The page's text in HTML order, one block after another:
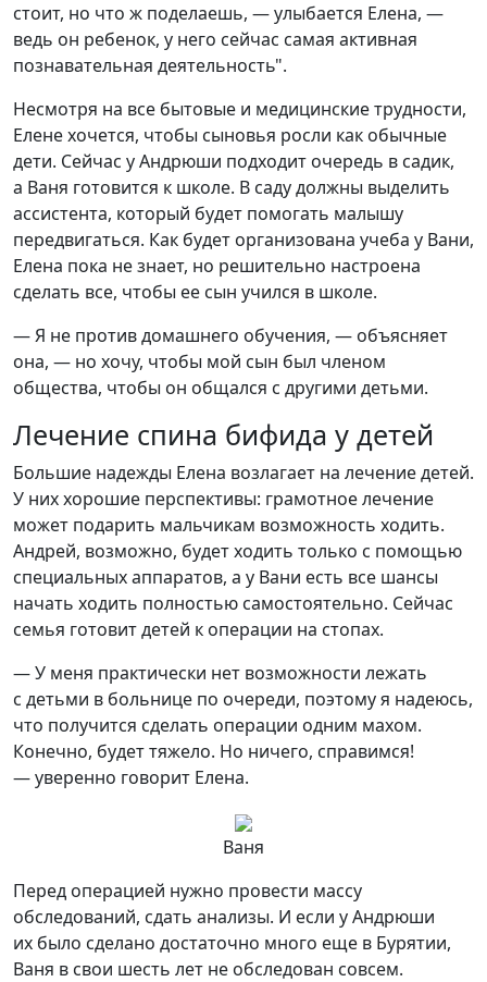
стоит, но что ж поделаешь, — улыбается Елена, —
ведь он ребенок, у него сейчас самая активная
познавательная деятельность".
Несмотря на все бытовые и медицинские трудности,
Елене хочется, чтобы сыновья росли как обычные
дети. Сейчас у Андрюши подходит очередь в садик,
а Ваня готовится к школе. В саду должны выделить
ассистента, который будет помогать малышу
передвигаться. Как будет организована учеба у Вани,
Елена пока не знает, но решительно настроена
сделать все, чтобы ее сын учился в школе.
— Я не против домашнего обучения, — объясняет
она, — но хочу, чтобы мой сын был членом
общества, чтобы он общался с другими детьми.
Лечение спина бифида у детей
Большие надежды Елена возлагает на лечение детей.
У них хорошие перспективы: грамотное лечение
может подарить мальчикам возможность ходить.
Андрей, возможно, будет ходить только с помощью
специальных аппаратов, а у Вани есть все шансы
начать ходить полностью самостоятельно. Сейчас
семья готовит детей к операции на стопах.
— У меня практически нет возможности лежать
с детьми в больнице по очереди, поэтому я надеюсь,
что получится сделать операции одним махом.
Конечно, будет тяжело. Но ничего, справимся!
— уверенно говорит Елена.
Ваня
Перед операцией нужно провести массу
обследований, сдать анализы. И если у Андрюши
их было сделано достаточно много еще в Бурятии,
Ваня в свои шесть лет не обследован совсем.